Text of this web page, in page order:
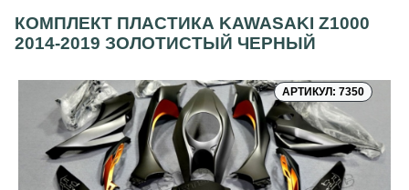
КОМПЛЕКТ ПЛАСТИКА KAWASAKI Z1000
2014-2019 ЗОЛОТИСТЫЙ ЧЕРНЫЙ
АРТИКУЛ: 7350